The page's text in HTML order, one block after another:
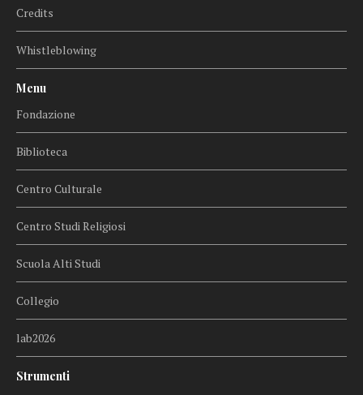
Credits
Whistleblowing
Menu
Fondazione
Biblioteca
Centro Culturale
Centro Studi Religiosi
Scuola Alti Studi
Collegio
lab2026
Strumenti